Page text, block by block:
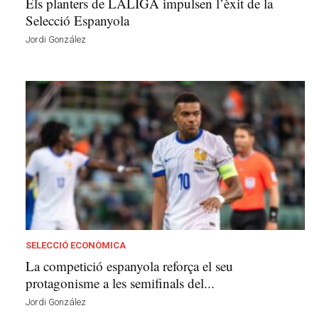
Selecció Espanyola
Jordi González
SELECCIÓ ECONÒMICA
La competició espanyola reforça el seu
protagonisme a les semifinals del...
Jordi González